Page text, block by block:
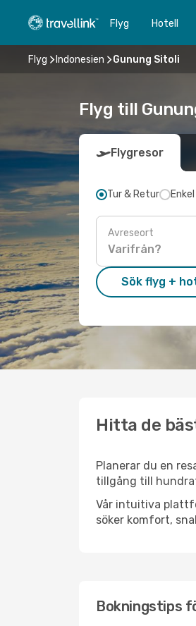
Flyg Hotell
Flyg Indonesien Gunung Sitoli
Flyg till
Flygresor
Tur & Retur
Avreseort
Sök flyg +
Hitta de
Planerar du en
tillgång till
Vår intuitiva
söker komfort,
Bokningstips